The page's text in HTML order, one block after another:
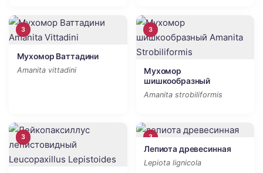
3
Мухомор Ваттадини
Amanita vittadini
3
Мухомор
шишкообразный
Amanita strobiliformis
3 3
Лепиота древесинная
Lepiota lignicola